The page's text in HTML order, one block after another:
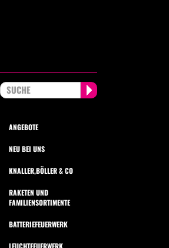
ANGEBOTE
NEU BEI UNS
KNALLER,BÖLLER & CO
RAKETEN UND
FAMILIENSORTIMENTE
BATTERIEFEUERWERK
LEUCHTFEUERWERK